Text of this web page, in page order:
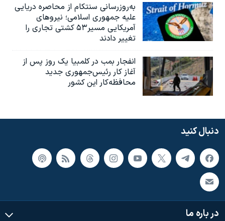
به‌روزرسانی سنتکام از محاصره دریایی
علیه جمهوری اسلامی؛ نیروهای
آمریکایی مسیر۵۳ کشتی تجاری را
تغییر دادند
انفجار بمب‌‌ در کلمبیا یک روز پس از
آغاز کار رئیس‌جمهوری جدید
محافظه‌کار این کشور
دنبال کنید
در باره ما